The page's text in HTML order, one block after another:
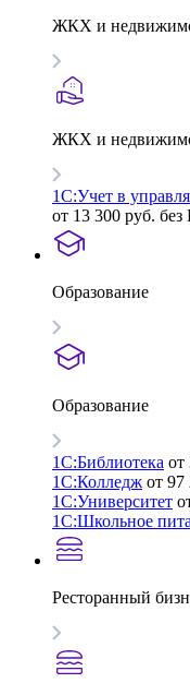
ЖКХ и
ЖКХ и
1С:Учет в
от 13 300 руб.
Образование
Образование
1С:Библиотека от
1С:Колледж от
1С:Университет
1С:Школьное
Ресторанный